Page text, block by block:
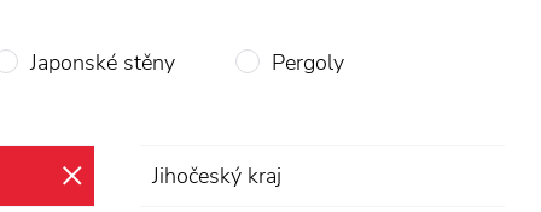
Japonské stěny Pergoly
zrušit výběr
Jihočeský kraj